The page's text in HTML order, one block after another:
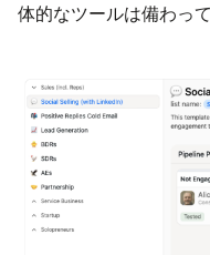
体的なツールは備わっ